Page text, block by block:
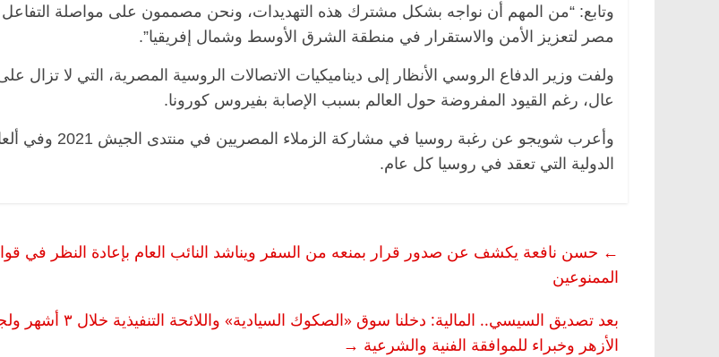
وتابع: “من المهم أن نواجه بشكل مشترك هذه التهديدات، ونحن مصممون على مواصلة
مصر لتعزيز الأمن والاستقرار في منطقة الشرق الأوسط وشمال إفريقيا”.
ولفت وزير الدفاع الروسي الأنظار إلى ديناميكيات الاتصالات الروسية المصرية، التي لا تزال
عال، رغم القيود المفروضة حول العالم بسبب الإصابة بفيروس كورونا.
وأعرب شويجو عن رغبة روسيا في مشاركة
الدولية التي تعقد في روسيا كل عام.
← حسن نافعة يكشف عن صدور قرار بمنعه من السفر ويناشد النائب العام بإعادة النظر في
الممنوعين
بعد تصديق السيسي.. المالية: دخلنا سوق «الصكوك
الأزهر وخبراء للموافقة الفنية والشرعية →